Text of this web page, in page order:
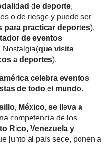
de deporte,
o de riesgo y puede ser
para practicar deportes),
de eventos
Nostalgia(que visita
a deportes).
celebra eventos
de todo el mundo.
México, se lleva a
competencia de los
Rico, Venezuela y
junto al país sede, ponen a